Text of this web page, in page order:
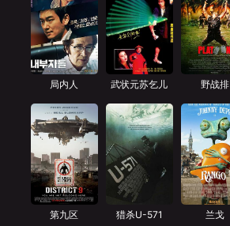
局内人 武状元苏乞儿 野战排
第九区 猎杀U-571 兰戈